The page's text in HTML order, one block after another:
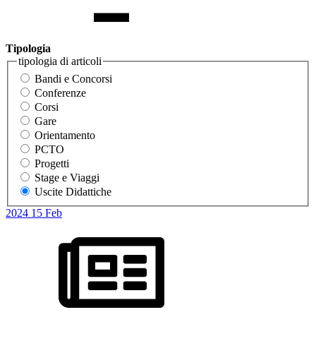
Tipologia
tipologia di articoli
Bandi e Concorsi
Conferenze
Corsi
Gare
Orientamento
PCTO
Progetti
Stage e Viaggi
Uscite Didattiche
2024 15 Feb